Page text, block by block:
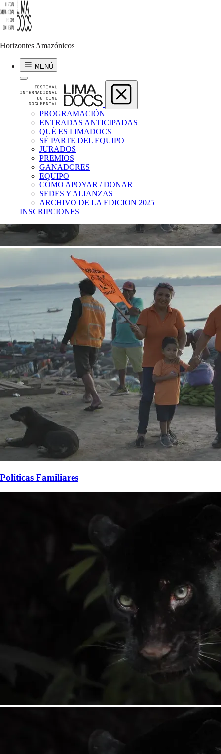
Horizontes Amazónicos
MENÚ
PROGRAMACIÓN
ENTRADAS ANTICIPADAS
QUÉ ES LIMADOCS
SÉ PARTE DEL EQUIPO
JURADOS
PREMIOS
GANADORES
EQUIPO
CÓMO APOYAR / DONAR
SEDES Y ALIANZAS
ARCHIVO DE LA EDICION 2025
INSCRIPCIONES
Horizontes Amazónicos
Políticas Familiares